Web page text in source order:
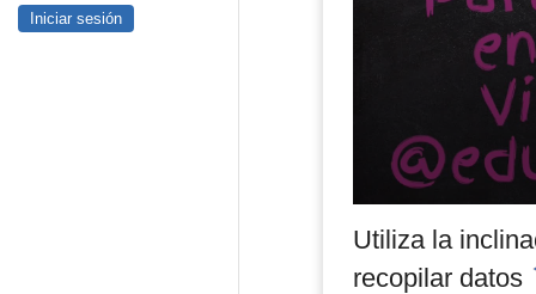
Iniciar sesión
Utiliza la
recopilar datos -